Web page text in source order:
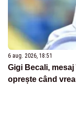
6 aug. 2026, 18:51
Gigi Becali,
oprește când